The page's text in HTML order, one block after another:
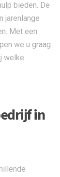
bieden. De
jarenlange
Met een
we u graag
welke
in